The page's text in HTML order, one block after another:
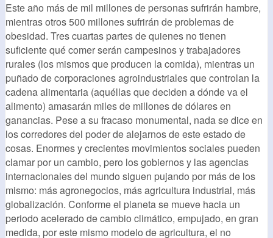
Este año más de mil millones de personas sufrirán hambre,
mientras otros 500 millones sufrirán de problemas de
obesidad. Tres cuartas partes de quienes no tienen
suficiente qué comer serán campesinos y trabajadores
rurales (los mismos que producen la comida), mientras un
puñado de corporaciones agroindustriales que controlan la
cadena alimentaria (aquéllas que deciden a dónde va el
alimento) amasarán miles de millones de dólares en
ganancias. Pese a su fracaso monumental, nada se dice en
los corredores del poder de alejarnos de este estado de
cosas. Enormes y crecientes movimientos sociales pueden
clamar por un cambio, pero los gobiernos y las agencias
internacionales del mundo siguen pujando por más de los
mismo: más agronegocios, más agricultura industrial, más
globalización. Conforme el planeta se mueve hacia un
periodo acelerado de cambio climático, empujado, en gran
medida, por este mismo modelo de agricultura, el no